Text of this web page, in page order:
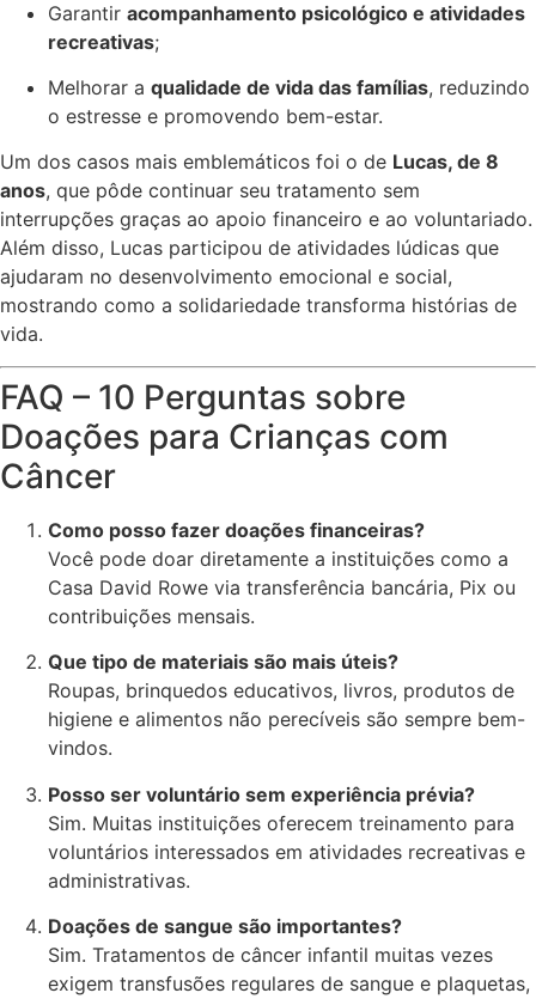
Garantir acompanhamento psicológico e atividades
recreativas;
Melhorar a qualidade de vida das famílias, reduzindo
o estresse e promovendo bem-estar.
Um dos casos mais emblemáticos foi o de Lucas, de 8
anos, que pôde continuar seu tratamento sem
interrupções graças ao apoio financeiro e ao voluntariado.
Além disso, Lucas participou de atividades lúdicas que
ajudaram no desenvolvimento emocional e social,
mostrando como a solidariedade transforma histórias de
vida.
FAQ – 10 Perguntas sobre
Doações para Crianças com
Câncer
Como posso fazer doações financeiras?
Você pode doar diretamente a instituições como a
Casa David Rowe via transferência bancária, Pix ou
contribuições mensais.
Que tipo de materiais são mais úteis?
Roupas, brinquedos educativos, livros, produtos de
higiene e alimentos não perecíveis são sempre bem-
vindos.
Posso ser voluntário sem experiência prévia?
Sim. Muitas instituições oferecem treinamento para
voluntários interessados em atividades recreativas e
administrativas.
Doações de sangue são importantes?
Sim. Tratamentos de câncer infantil muitas vezes
exigem transfusões regulares de sangue e plaquetas,